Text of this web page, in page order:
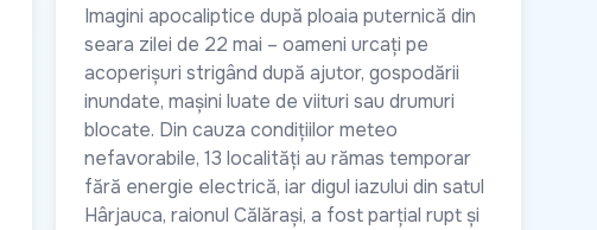
Imagini apocaliptice după ploaia puternică din
seara zilei de 22 mai – oameni urcați pe
acoperișuri strigând după ajutor, gospodării
inundate, mașini luate de viituri sau drumuri
blocate. Din cauza condițiilor meteo
nefavorabile, 13 localități au rămas temporar
fără energie electrică, iar digul iazului din satul
Hârjauca, raionul Călărași, a fost parțial rupt și